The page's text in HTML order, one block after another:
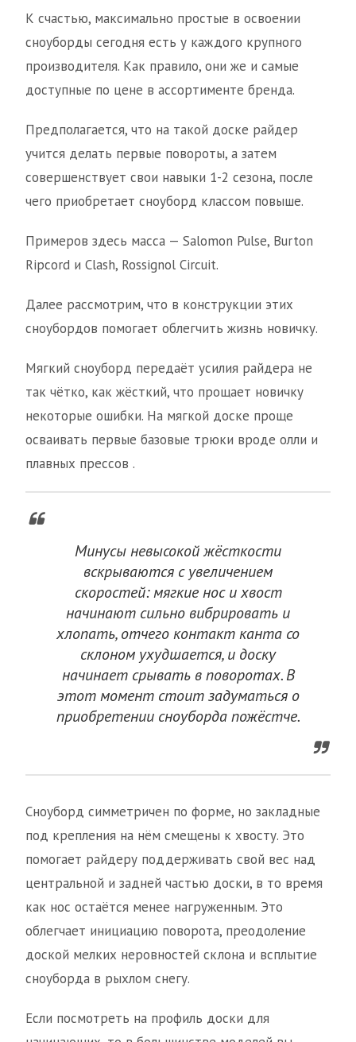
К счастью, максимально простые в освоении
сноуборды сегодня есть у каждого крупного
производителя. Как правило, они же и самые
доступные по цене в ассортименте бренда.
Предполагается, что на такой доске райдер
учится делать первые повороты, а затем
совершенствует свои навыки 1-2 сезона, после
чего приобретает сноуборд классом повыше.
Примеров здесь масса — Salomon Pulse, Burton
Ripcord и Clash, Rossignol Circuit.
Далее рассмотрим, что в конструкции этих
сноубордов помогает облегчить жизнь новичку.
Мягкий сноуборд передаёт усилия райдера не
так чётко, как жёсткий, что прощает новичку
некоторые ошибки. На мягкой доске проще
осваивать первые базовые трюки вроде олли и
плавных прессов .
Минусы невысокой жёсткости
вскрываются с увеличением
скоростей: мягкие нос и хвост
начинают сильно вибрировать и
хлопать, отчего контакт канта со
склоном ухудшается, и доску
начинает срывать в поворотах. В
этот момент стоит задуматься о
приобретении сноуборда пожёстче.
Сноуборд симметричен по форме, но закладные
под крепления на нём смещены к хвосту. Это
помогает райдеру поддерживать свой вес над
центральной и задней частью доски, в то время
как нос остаётся менее нагруженным. Это
облегчает инициацию поворота, преодоление
доской мелких неровностей склона и всплытие
сноуборда в рыхлом снегу.
Если посмотреть на профиль доски для